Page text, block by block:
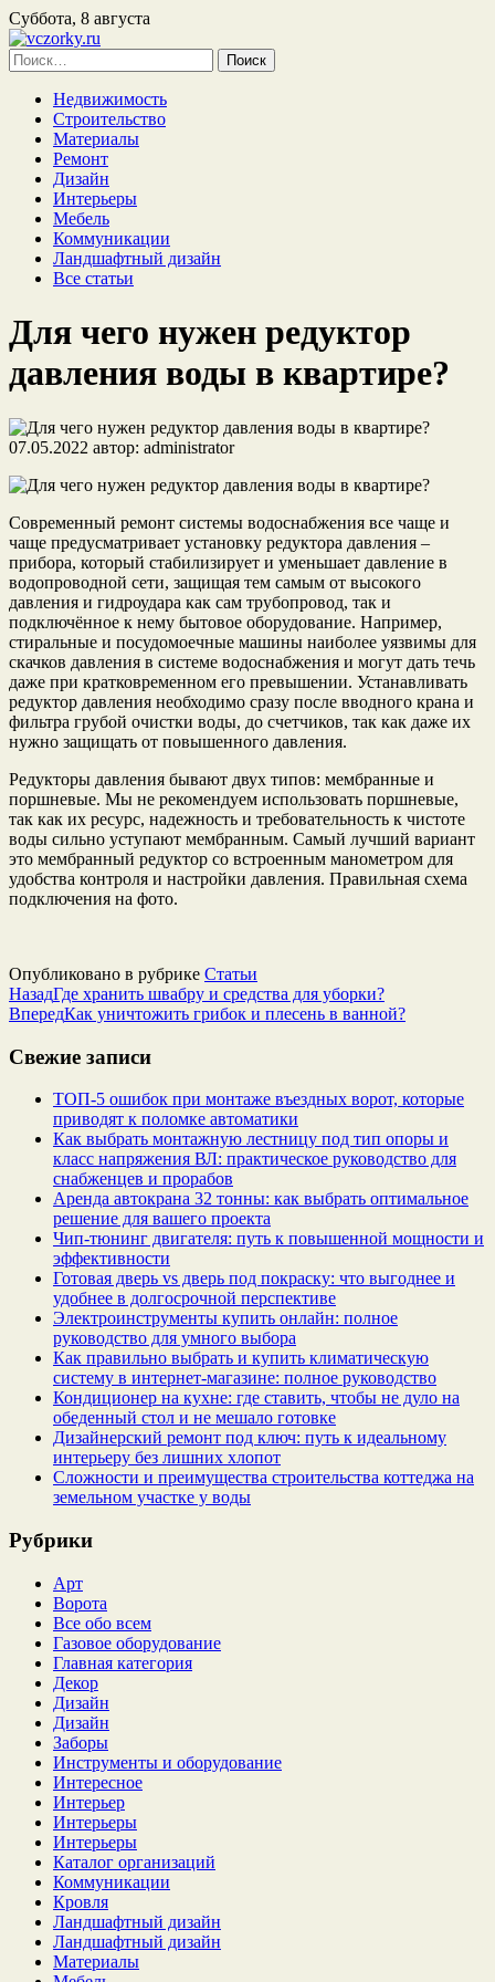
Суббота, 8 августа
Найти:
Недвижимость
Строительство
Материалы
Ремонт
Дизайн
Интерьеры
Мебель
Коммуникации
Ландшафтный дизайн
Все статьи
Для чего нужен редуктор
давления воды в квартире?
07.05.2022 автор: administrator
Современный ремонт системы водоснабжения все чаще и
чаще предусматривает установку редуктора давления –
прибора, который стабилизирует и уменьшает давление в
водопроводной сети, защищая тем самым от высокого
давления и гидроудара как сам трубопровод, так и
подключённое к нему бытовое оборудование. Например,
стиральные и посудомоечные машины наиболее уязвимы для
скачков давления в системе водоснабжения и могут дать течь
даже при кратковременном его превышении. Устанавливать
редуктор давления необходимо сразу после вводного крана и
фильтра грубой очистки воды, до счетчиков, так как даже их
нужно защищать от повышенного давления.
Редукторы давления бывают двух типов: мембранные и
поршневые. Мы не рекомендуем использовать поршневые,
так как их ресурс, надежность и требовательность к чистоте
воды сильно уступают мембранным. Самый лучший вариант
это мембранный редуктор со встроенным манометром для
удобства контроля и настройки давления. Правильная схема
подключения на фото.
Опубликовано в рубрике Статьи
НазадГде хранить швабру и средства для уборки?
ВпередКак уничтожить грибок и плесень в ванной?
Свежие записи
ТОП-5 ошибок при монтаже въездных ворот, которые
приводят к поломке автоматики
Как выбрать монтажную лестницу под тип опоры и
класс напряжения ВЛ: практическое руководство для
снабженцев и прорабов
Аренда автокрана 32 тонны: как выбрать оптимальное
решение для вашего проекта
Чип‑тюнинг двигателя: путь к повышенной мощности и
эффективности
Готовая дверь vs дверь под покраску: что выгоднее и
удобнее в долгосрочной перспективе
Электроинструменты купить онлайн: полное
руководство для умного выбора
Как правильно выбрать и купить климатическую
систему в интернет‑магазине: полное руководство
Кондиционер на кухне: где ставить, чтобы не дуло на
обеденный стол и не мешало готовке
Дизайнерский ремонт под ключ: путь к идеальному
интерьеру без лишних хлопот
Сложности и преимущества строительства коттеджа на
земельном участке у воды
Рубрики
Арт
Ворота
Все обо всем
Газовое оборудование
Главная категория
Декор
Дизайн
Дизайн
Заборы
Инструменты и оборудование
Интересное
Интерьер
Интерьеры
Интерьеры
Каталог организаций
Коммуникации
Кровля
Ландшафтный дизайн
Ландшафтный дизайн
Материалы